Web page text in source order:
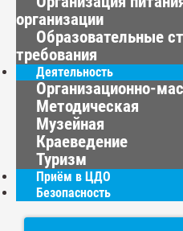
организации
Образовательные
требования
Деятельность
Организационно-
Методическая
Музейная
Краеведение
Туризм
Приём в ЦДО
Безопасность